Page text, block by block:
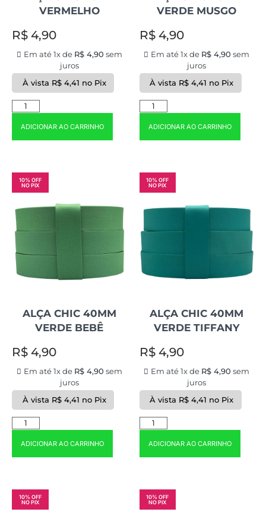
VERMELHO
R$ 4,90
Em até 1x de R$4,90 sem
juros
À vista R$4,41 no Pix
ADICIONAR AO CARRINHO
VERDE MUSGO
R$4,90
Em até 1x de R$ 4,90 sem
juros
À vista R$ 4,41 no Pix
ADICIONAR AO CARRINHO
10% OFF
NO PIX
ALÇA CHIC 40MM
VERDE BEBÊ
R$ 4,90
Em até 1x de R$4,90 sem
juros
À vista R$4,41 no Pix
ADICIONAR AO CARRINHO
10% OFF
NO PIX
ALÇA CHIC 40MM
VERDE TIFFANY
R$4,90
Em até 1x de R$ 4,90 sem
juros
À vista R$ 4,41 no Pix
ADICIONAR AO CARRINHO
10% OFF
NO PIX
10% OFF
NO PIX